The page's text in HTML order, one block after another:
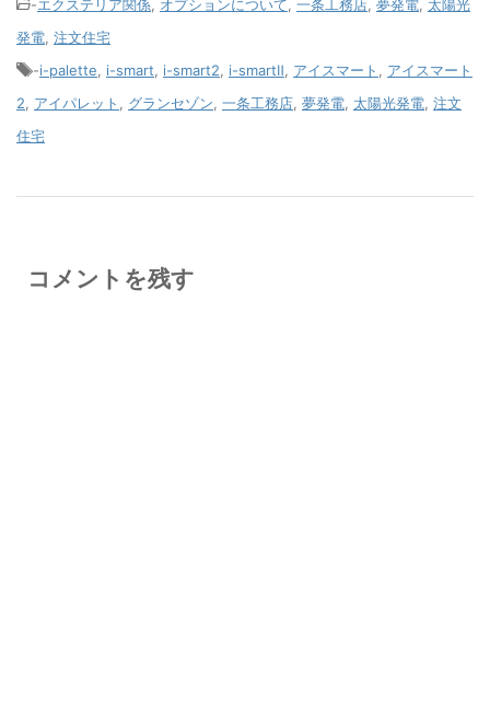
-エクステリア関係, オプションについて, 一条工務店, 夢発電, 太陽光
発電, 注文住宅
-i-palette, i-smart, i-smart2, i-smartⅡ, アイスマート , アイスマート
2, アイパレット , グランセゾン, 一条工務店, 夢発電, 太陽光発電, 注文
住宅
コメントを残す